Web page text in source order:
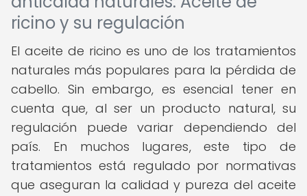
ricino y su regulación
El aceite de ricino es uno de los tratamientos
naturales más populares para la pérdida de
cabello. Sin embargo, es esencial tener en
cuenta que, al ser un producto natural, su
regulación puede variar dependiendo del
país. En muchos lugares, este tipo de
tratamientos está regulado por normativas
que aseguran la calidad y pureza del aceite